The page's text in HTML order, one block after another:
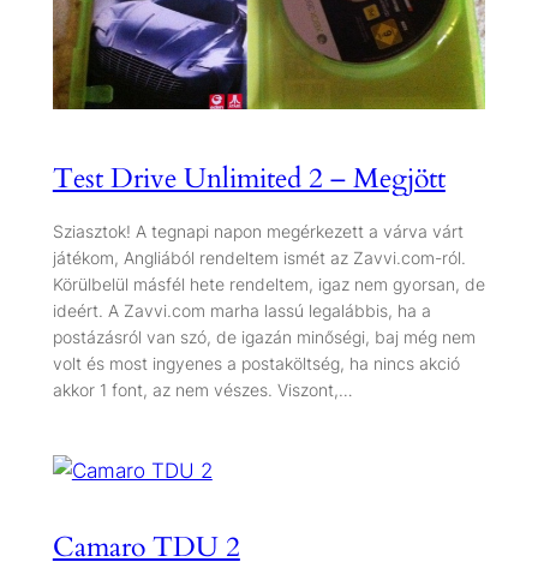
Test Drive Unlimited 2 – Megjött
Sziasztok! A tegnapi napon megérkezett a várva várt
játékom, Angliából rendeltem ismét az Zavvi.com-ról.
Körülbelül másfél hete rendeltem, igaz nem gyorsan, de
ideért. A Zavvi.com marha lassú legalábbis, ha a
postázásról van szó, de igazán minőségi, baj még nem
volt és most ingyenes a postaköltség, ha nincs akció
akkor 1 font, az nem vészes. Viszont,…
Camaro TDU 2